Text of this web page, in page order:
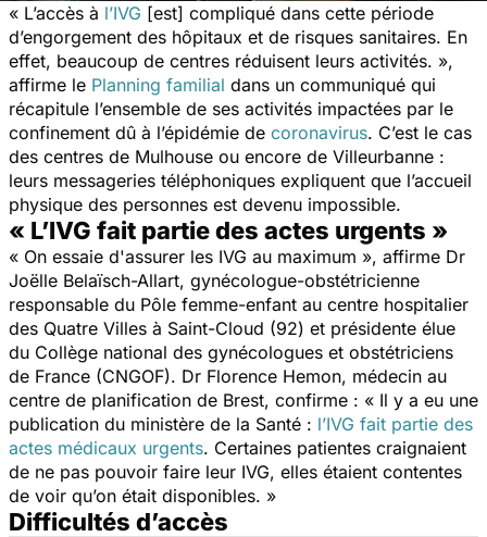
« L’accès à l’IVG [est] compliqué dans cette période
d’engorgement des hôpitaux et de risques sanitaires. En
effet, beaucoup de centres réduisent leurs activités. »,
affirme le Planning familial dans un communiqué qui
récapitule l’ensemble de ses activités impactées par le
confinement dû à l’épidémie de coronavirus. C’est le cas
des centres de Mulhouse ou encore de Villeurbanne :
leurs messageries téléphoniques expliquent que l’accueil
physique des personnes est devenu impossible.
« L’IVG fait partie des actes urgents »
« On essaie d'assurer les IVG au maximum », affirme Dr
Joëlle Belaïsch-Allart, gynécologue-obstétricienne
responsable du Pôle femme-enfant au centre hospitalier
des Quatre Villes à Saint-Cloud (92) et présidente élue
du Collège national des gynécologues et obstétriciens
de France (CNGOF). Dr Florence Hemon, médecin au
centre de planification de Brest, confirme : « Il y a eu une
publication du ministère de la Santé : l’IVG fait partie des
actes médicaux urgents. Certaines patientes craignaient
de ne pas pouvoir faire leur IVG, elles étaient contentes
de voir qu’on était disponibles. »
Difficultés d’accès